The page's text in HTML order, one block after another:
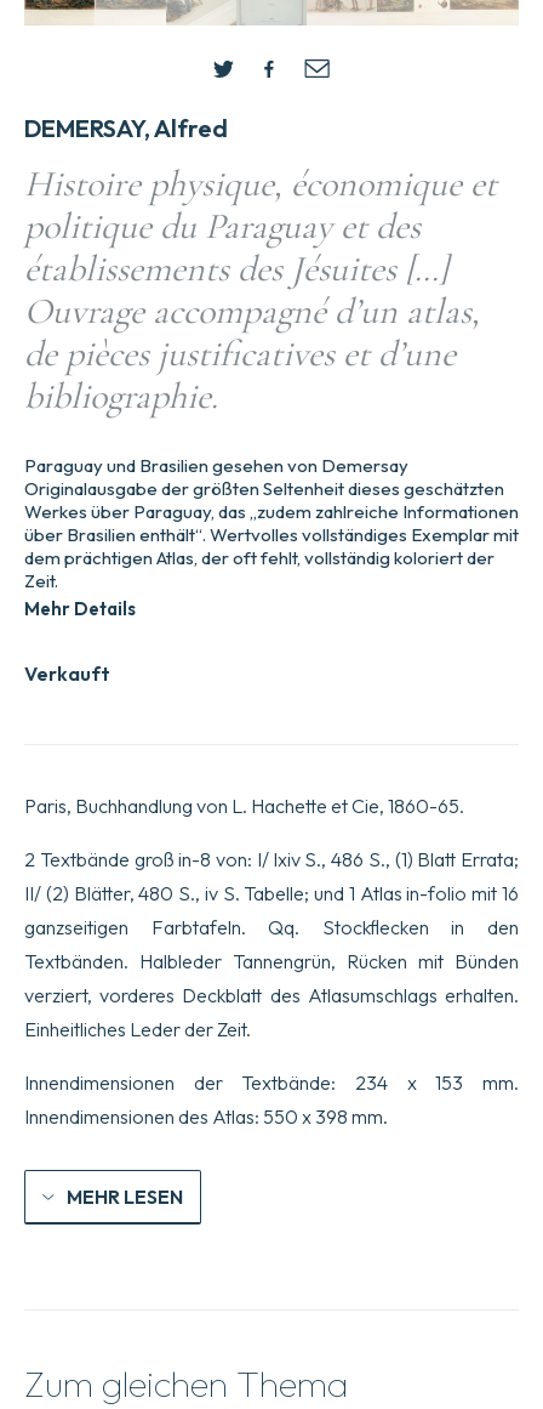
DEMERSAY, Alfred
Histoire physique, économique et
politique du Paraguay et des
établissements des Jésuites […]
Ouvrage accompagné d’un atlas,
de pièces justificatives et d’une
bibliographie.
Verkauft
Paraguay und Brasilien gesehen von Demersay
Originalausgabe der größten Seltenheit dieses geschätzten
Werkes über Paraguay, das „zudem zahlreiche Informationen
über Brasilien enthält“. Wertvolles vollständiges Exemplar mit
dem prächtigen Atlas, der oft fehlt, vollständig koloriert der
Zeit.
Mehr Details
Paris, Buchhandlung von L. Hachette et Cie, 1860-65.
2 Textbände groß in-8 von: I/ lxiv S., 486 S., (1) Blatt Errata;
II/ (2) Blätter, 480 S., iv S. Tabelle; und 1 Atlas in-folio mit 16
ganzseitigen Farbtafeln. Qq. Stockflecken in den
Textbänden. Halbleder Tannengrün, Rücken mit Bünden
verziert, vorderes Deckblatt des Atlasumschlags erhalten.
Einheitliches Leder der Zeit.
Innendimensionen der Textbände: 234 x 153 mm.
Innendimensionen des Atlas: 550 x 398 mm.
MEHR LESEN
Zum gleichen Thema